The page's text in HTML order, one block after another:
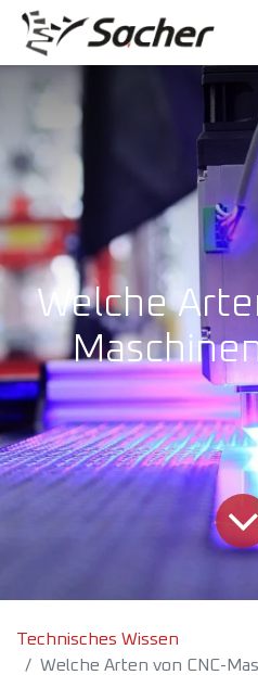
Welche
Technisches Wissen
Welche Arten von CNC-